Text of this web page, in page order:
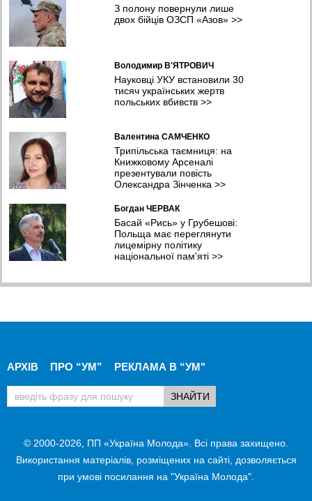
З полону повернули лише
двох бійців ОЗСП «Азов»>>
Володимир В'ЯТРОВИЧ
Науковці УКУ встановили 30
тисяч українських жертв
польських вбивств>>
Валентина САМЧЕНКО
Трипільська таємниця: на
Книжковому Арсеналі
презентували повість
Олександра Зінченка >>
Богдан ЧЕРВАК
Басай «Рись» у Грубешові:
Польща має переглянути
лицемірну політику
національної пам'яті>>
АРХІВ ПРО “УМ” РЕКЛАМА В “УМ"
© 2000-2026, ПП «Україна Молода». Всі права захищено.
Використання матеріалів, розміщених на сайті, дозволяється
при умові посилання на "Україна Молода".